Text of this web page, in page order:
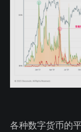
各种数字货币的